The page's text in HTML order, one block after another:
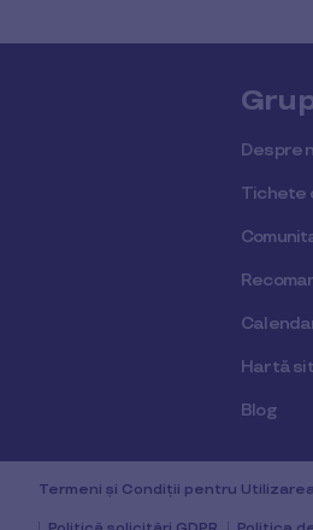
Despre
Tichete
Hartă
Blog
Termeni și Condiții pentru